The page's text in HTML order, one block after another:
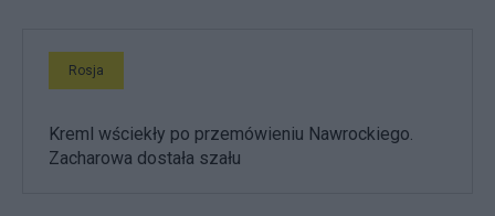
Rosja
Kreml wściekły po przemówieniu Nawrockiego.
Zacharowa dostała szału